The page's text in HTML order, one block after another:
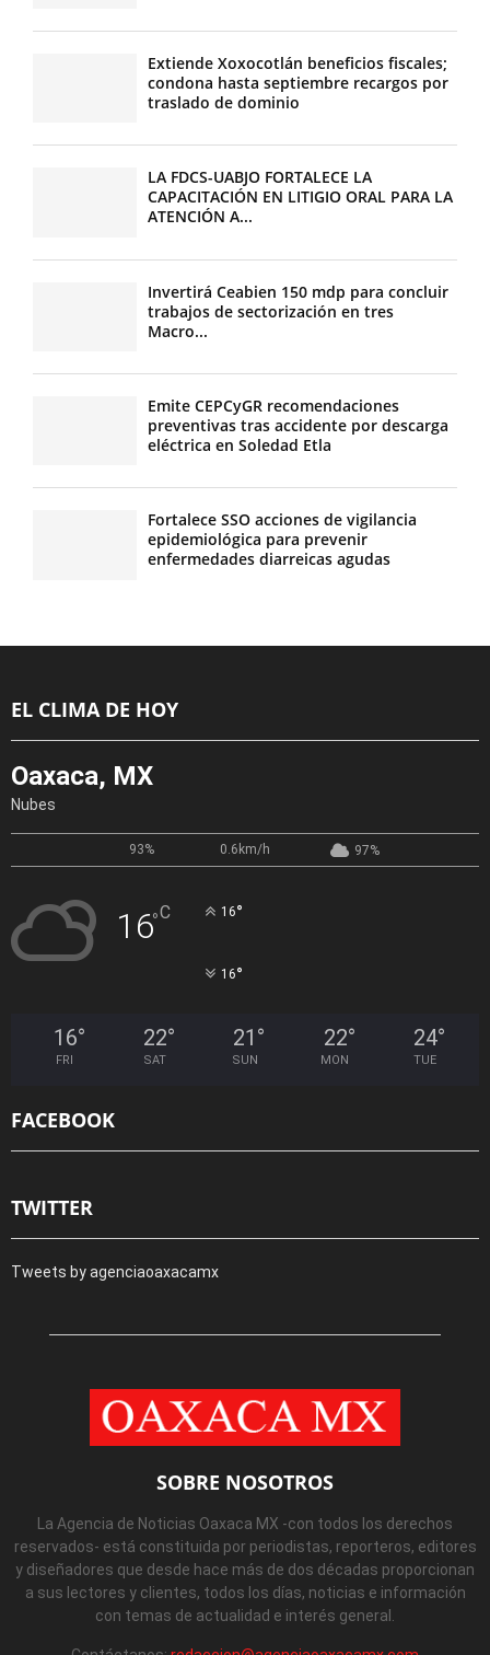
Extiende Xoxocotlán beneficios fiscales;
condona hasta septiembre recargos por
traslado de dominio
LA FDCS-UABJO FORTALECE LA
CAPACITACIÓN EN LITIGIO ORAL PARA LA
ATENCIÓN A...
Invertirá Ceabien 150 mdp para concluir
trabajos de sectorización en tres
Macro...
Emite CEPCyGR recomendaciones
preventivas tras accidente por descarga
eléctrica en Soledad Etla
Fortalece SSO acciones de vigilancia
epidemiológica para prevenir
enfermedades diarreicas agudas
EL CLIMA DE HOY
Oaxaca, MX
Nubes
93% 0.6km/h 97%
16°C 16°
16°
16°
FRI
22°
SAT
21 °
SUN
22°
MON
24°
TUE
FACEBOOK
TWITTER
Tweets by agenciaoaxacamx
SOBRE NOSOTROS
La Agencia de Noticias Oaxaca MX -con todos los derechos
reservados- está constituida por periodistas, reporteros, editores
y diseñadores que desde hace más de dos décadas proporcionan
a sus lectores y clientes, todos los días, noticias e información
con temas de actualidad e interés general.